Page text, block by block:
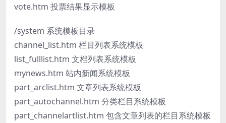
vote.htm 投票结果显示模板
/system 系统模板目录
channel_list.htm 栏目列表系统模板
list_fulllist.htm 文档列表系统模板
mynews.htm 站内新闻系统模板
part_arclist.htm 文章列表系统模板
part_autochannel.htm 分类栏目系统模板
part_channelartlist.htm 包含文章列表的栏目系统模板